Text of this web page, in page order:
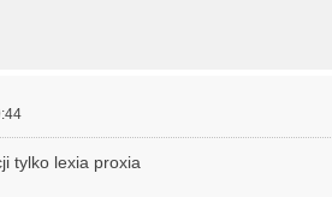
tylko lexia proxia